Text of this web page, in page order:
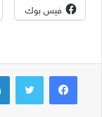
فيس بوك